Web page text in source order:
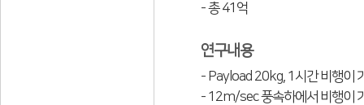
- 총 41억
연구내용
- Payload 20kg, 1시간 비행이
- 12m/sec 풍속하에서 비행이